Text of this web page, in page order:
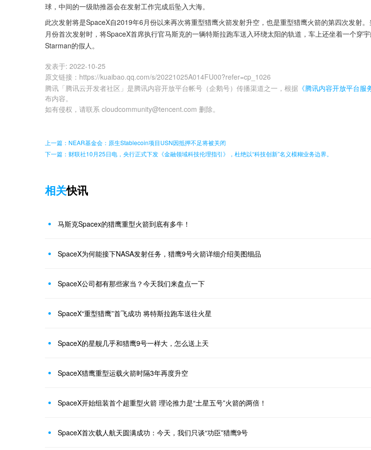
球，中间的一级助推器会在发射工作完成后坠入大海。
此次发射将是SpaceX自2019年6月份以来再次将重型猎鹰火箭发射升空，也是重型猎鹰火箭的第四次发射
月份首次发射时，将SpaceX首席执行官马斯克的一辆特斯拉跑车送入环绕太阳的轨道，车上还坐着一个穿
Starman的假人。
发表于: 2022-10-25
原文链接 ： https://kuaibao.qq.com/s/20221025A014FU00?refer=cp_1026
腾讯「腾讯云开发者社区」是腾讯内容开放平台帐号（企鹅号）传播渠道之一，根据 《腾讯内容开放平台服
布内容。
如有侵权，请联系 cloudcommunity@tencent.com 删除。
上一篇：NEAR基金会：原生Stablecoin项目USN因抵押不足将被关闭
下一篇：财联社10月25日电，央行正式下发《金融领域科技伦理指引》，杜绝以“科技创新”名义模糊业务边界。
相关快讯
马斯克Spacex的猎鹰重型火箭到底有多牛！
SpaceX为何能接下NASA发射任务，猎鹰9号火箭详细介绍美图细品
SpaceX公司都有那些家当？今天我们来盘点一下
SpaceX“重型猎鹰”首飞成功 将特斯拉跑车送往火星
SpaceX的星舰几乎和猎鹰9号一样大，怎么送上天
SpaceX猎鹰重型运载火箭时隔3年再度升空
SpaceX开始组装首个超重型火箭 理论推力是“土星五号”火箭的两倍！
SpaceX首次载人航天圆满成功：今天，我们只谈“功臣”猎鹰9号